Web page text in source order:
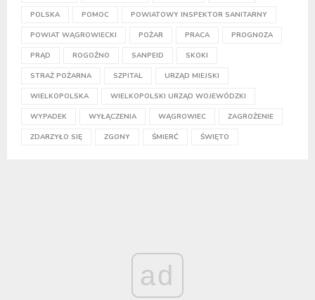
POLSKA POMOC POWIATOWY INSPEKTOR SANITARNY
POWIAT WĄGROWIECKI POŻAR PRACA PROGNOZA
PRĄD ROGOŹNO SANPEID SKOKI
STRAŻ POŻARNA SZPITAL URZĄD MIEJSKI
WIELKOPOLSKA WIELKOPOLSKI URZĄD WOJEWÓDZKI
WYPADEK WYŁĄCZENIA WĄGROWIEC ZAGROŻENIE
ZDARZYŁO SIĘ ZGONY ŚMIERĆ ŚWIĘTO
ad